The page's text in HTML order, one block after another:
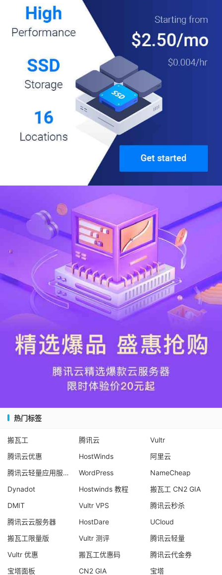
热门标签
搬瓦工 腾讯云
Vultr
腾讯云优惠
HostWinds
阿里云
腾讯云轻量应用服务器
WordPress
NameCheap
Dynadot
Hostwinds 教程
搬瓦工 CN2 GIA
DMIT
Vultr VPS
腾讯云秒杀
腾讯云云服务器
HostDare
UCloud
搬瓦工限量版
Vultr 测评
腾讯云轻量
Vultr 优惠
搬瓦工优惠码
腾讯云代金券
宝塔面板
CN2 GIA 宝塔